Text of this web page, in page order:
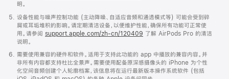
明。
设备性能与噪声控制功能 (主动降噪、自适应音频和通透模式等) 可能会受到碎
屑或耳垢堆积的影响。请定期清洁设备，以便维护性能，确保所有功能可正常使
用。请参阅 support.apple.com/zh-cn/120409 了解 AirPods Pro 的清洁
说明。
需要使用兼容的硬件和软件。适用于支持此功能的 app 中播放的兼容内容。并
非所有内容都支持杜比全景声。需要使用配备原深感摄像头的 iPhone 为个性
化空间音频创建个人轮廓档案，该信息将在运行最新版本操作系统软件 (包括